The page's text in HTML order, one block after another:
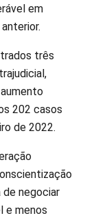
em
três
202 casos
de 2022.
de negociar
e menos